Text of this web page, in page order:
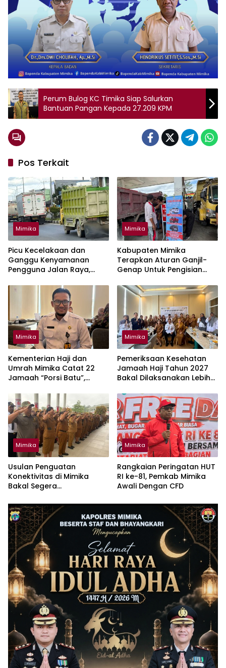
Perum Bulog KC Timika Siap Salurkan
Bantuan Pangan Kepada 27.209 KPM
Pos Terkait
Mimika
Picu Kecelakaan dan
Ganggu Kenyamanan
Pengguna Jalan Raya,
Tutup Muatan Pakai Terpal
Mimika
Kabupaten Mimika
Terapkan Aturan Ganjil-
Genap Untuk Pengisian
Mimika
Kementerian Haji dan
Umrah Mimika Catat 22
Jamaah “Porsi Batu”,
Mimika
Pemeriksaan Kesehatan
Jamaah Haji Tahun 2027
Bakal Dilaksanakan Lebih
Mimika
Usulan Penguatan
Konektivitas di Mimika
Bakal Segera
Dengan Bappenas
Mimika
Rangkaian Peringatan HUT
RI ke-81, Pemkab Mimika
Awali Dengan CFD